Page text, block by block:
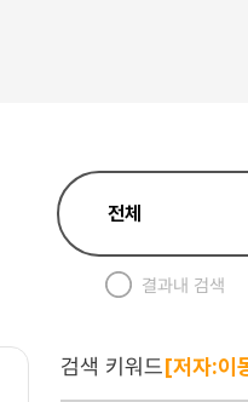
결과내 검색
검색 키워드[저자:이